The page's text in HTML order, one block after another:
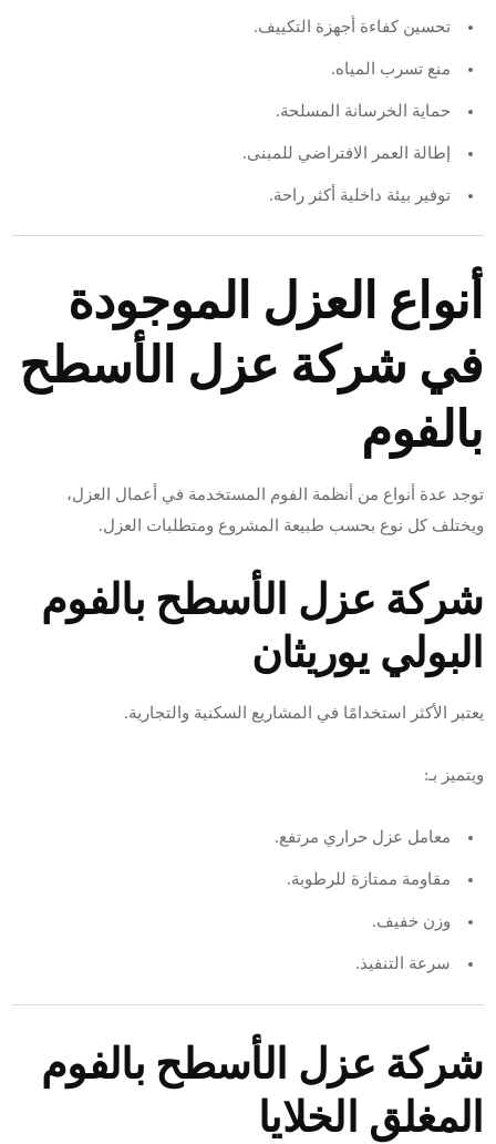
تحسين كفاءة أجهزة التكييف.
منع تسرب المياه.
حماية الخرسانة المسلحة.
إطالة العمر الافتراضي للمبنى.
توفير بيئة داخلية أكثر راحة.
أنواع العزل الموجودة
في شركة عزل الأسطح
بالفوم
توجد عدة أنواع من أنظمة الفوم المستخدمة في أعمال العزل،
ويختلف كل نوع بحسب طبيعة المشروع ومتطلبات العزل.
شركة عزل الأسطح بالفوم
البولي يوريثان
يعتبر الأكثر استخدامًا في المشاريع السكنية والتجارية.
ويتميز بـ:
معامل عزل حراري مرتفع.
مقاومة ممتازة للرطوبة.
وزن خفيف.
سرعة التنفيذ.
شركة عزل الأسطح بالفوم
المغلق الخلايا